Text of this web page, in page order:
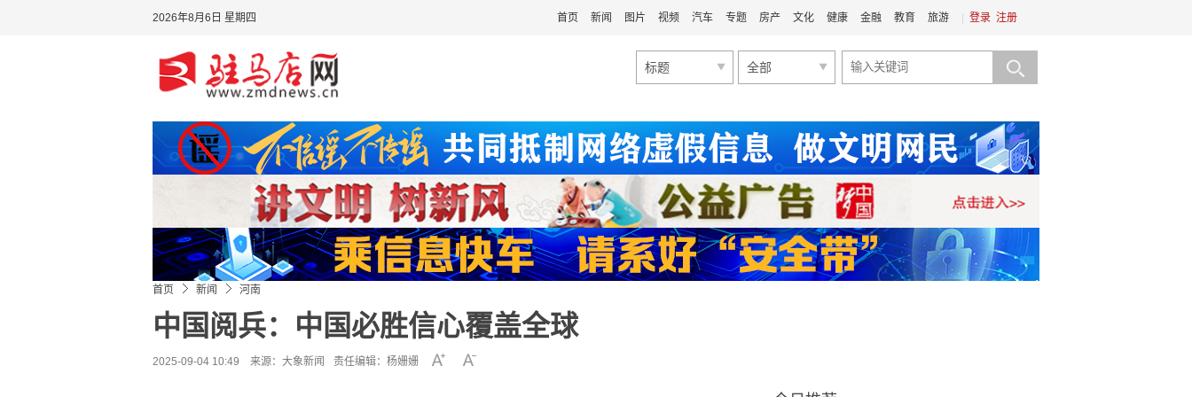
2026年8月6日 星期四 登录 注册
首页 新闻 图片 视频 汽车 专题 房产 文化 健康 金融 教育 旅游
标题 全部
首页 新闻 河南
中国阅兵：中国必胜信心覆盖全球
2025-09-04 10:49 来源： 大象新闻 责任编辑：杨姗姗